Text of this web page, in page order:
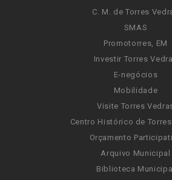
C. M. de Torres
SMAS
Promotorres, EM
Investir Torres
E-negócios
Mobilidade
Visite Torres
Centro Histórico de
Orçamento
Arquivo Municipal
Biblioteca Municipal